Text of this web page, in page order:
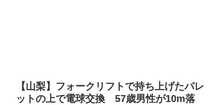
【山梨】フォークリフトで持ち上げたパレ
ットの上で電球交換 57歳男性が10m落